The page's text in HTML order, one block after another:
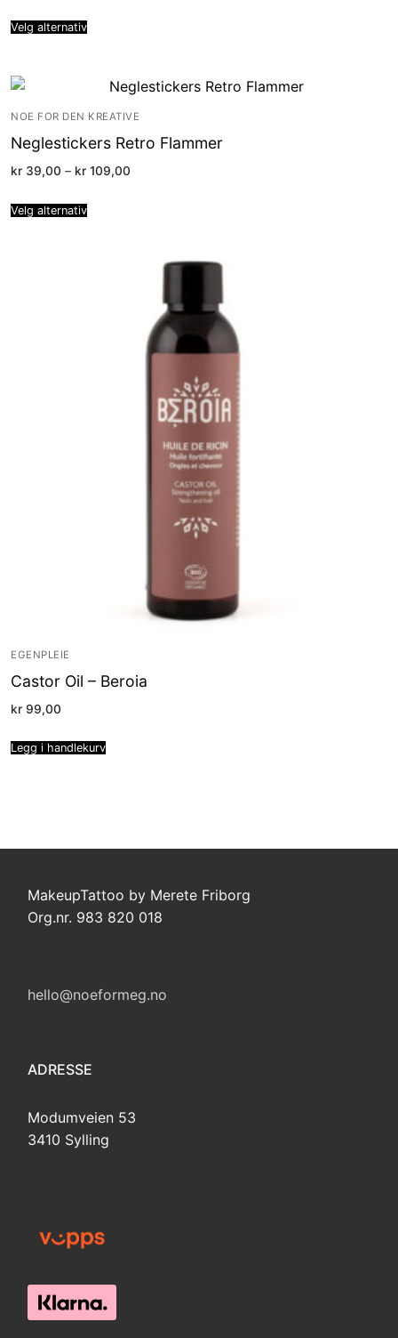
Velg alternativ
NOE FOR DEN KREATIVE
Neglestickers Retro Flammer
kr 39,00 – kr 109,00
Velg alternativ
EGENPLEIE
Castor Oil – Beroia
kr 99,00
Legg i handlekurv
MakeupTattoo by Merete Friborg
Org.nr. 983 820 018
hello@noeformeg.no
ADRESSE
Modumveien 53
3410 Sylling